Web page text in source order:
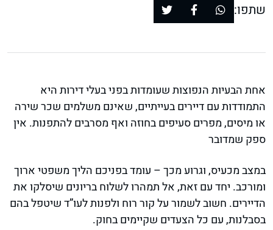
שתפו:
אחת הבעיות הנפוצות שעומדות בפני בעלי דירות היא
התמודדות עם דיירים בעייתיים, שאינם משלמים שכר שירה
או מיסים, מפרים סעיפים בחוזה ואף מסרבים להתפנות. אין
ספק שמדובר
במצב מכעיס, וגרוע מכך – עומד בפניכם הליך משפטי ארוך
ומורכב. יחד עם זאת, אל תמהרו לשלוח בריונים שיסלקו את
הדיירים. חשוב לשמור על קור רוח ולפנות לעו”ד שיטפל בהם
בסבלנות, עם כל הצעדים שקיימים בחוק.